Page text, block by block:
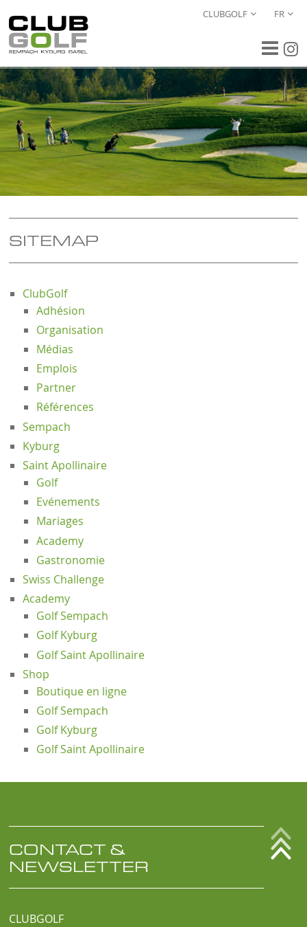
CLUBGOLF FR
SITEMAP
ClubGolf
Adhésion
Organisation
Médias
Emplois
Partner
Références
Sempach
Kyburg
Saint Apollinaire
Golf
Evénements
Mariages
Academy
Gastronomie
Swiss Challenge
Academy
Golf Sempach
Golf Kyburg
Golf Saint Apollinaire
Shop
Boutique en ligne
Golf Sempach
Golf Kyburg
Golf Saint Apollinaire
CONTACT &
NEWSLETTER
CLUBGOLF